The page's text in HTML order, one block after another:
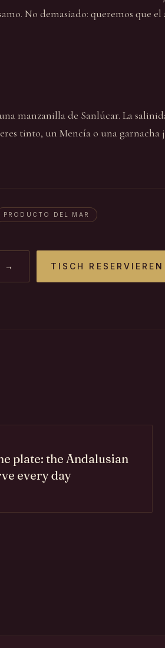
No demasiado: queremos que
manzanilla de Sanlúcar. La
tinto, un Mencía o una garnacha
PRODUCTO DEL MAR
→ TISCH RESERVIEREN
plate: the Andalusian
every day